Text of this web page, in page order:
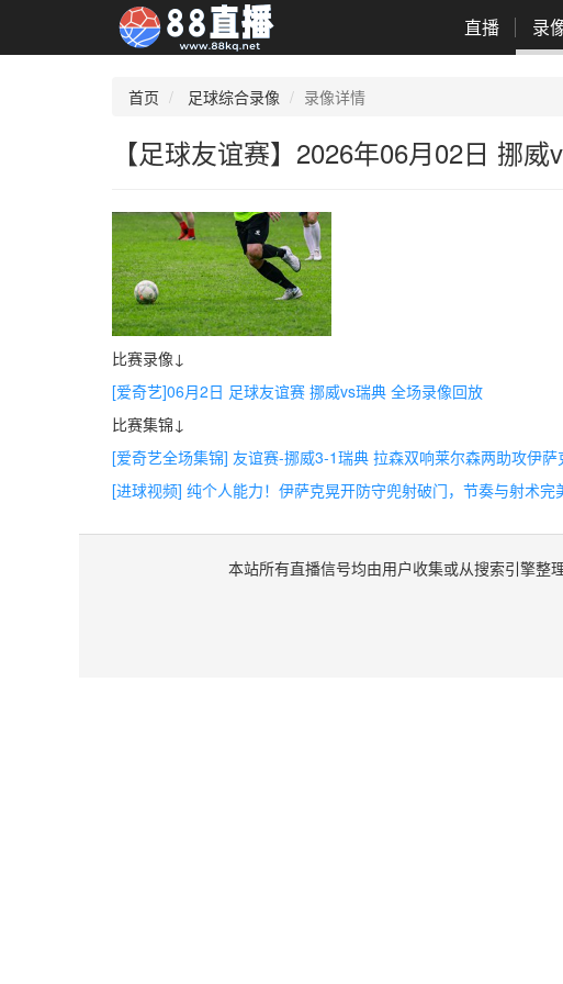
直播 录
首页 足球综合录像 录像详情
【足球友谊赛】2026年06月02日 挪
比赛录像↓
[爱奇艺]06月2日 足球友谊赛 挪威vs瑞典 全场录像回放
比赛集锦↓
[爱奇艺全场集锦] 友谊赛-挪威3-1瑞典 拉森双响莱尔森两助攻伊萨
[进球视频] 纯个人能力！伊萨克晃开防守兜射破门，节奏与射术完
本站所有直播信号均由用户收集或从搜索引擎整